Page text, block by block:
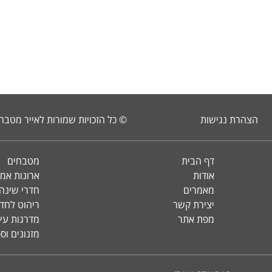
הצהרת נגישות © כל הזכויות שמורות לאייר
דף הבית
אודות
מאמרים
יצירת קשר
מפת אתר
מטבחים
ארונות
חדרי
ריהוט
מדרגות
מזנונים